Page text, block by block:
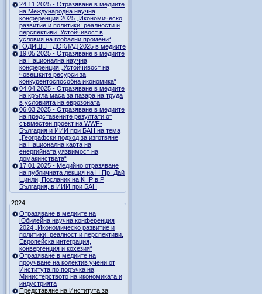
24.11.2025 - Отразяване в медиите
на Международна научна
конференция 2025 „Икономическо
развитие и политики: реалности и
перспективи. Устойчивост в
условия на глобални промени“
ГОДИШЕН ДОКЛАД 2025 в медиите
19.05.2025 - Отразяване в медиите
на Национална научна
конференция „Устойчивост на
човешките ресурси за
конкурентоспособна икономика“
04.04.2025 - Отразяване в медиите
на кръгла маса за пазара на труда
в условията на еврозоната
06.03.2025 - Отразяване в медиите
на представените резултати от
съвместен проект на WWF-
България и ИИИ при БАН на тема
„Географски подход за изготвяне
на Национална карта на
енергийната уязвимост на
домакинствата“
17.01.2025 - Медийно отразяване
на публичната лекция на Н.Пр. Дай
Цинли, Посланик на КНР в Р
България, в ИИИ при БАН
2024
Отразяване в медиите на
Юбилейна научна конференция
2024 „Икономическо развитие и
политики: реалност и перспективи.
Европейска интеграция,
конвергенция и кохезия“
Отразяване в медиите на
проучване на колектив учени от
Института по поръчка на
Министерството на икономиката и
индустрията
Представяне на Института за